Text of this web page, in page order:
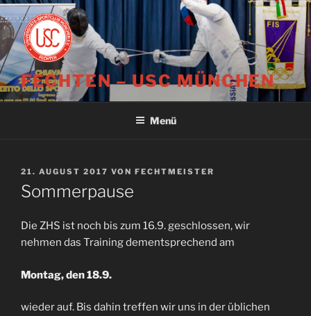
Zum
Inhalt
springen
FECHTEN – USC MÜNCHEN
Menü
VERÖFFENTLICHT
AM
21. AUGUST 2017 VON FECHTMEISTER
Sommerpause
Die ZHS ist noch bis zum 16.9. geschlossen, wir
nehmen das Training dementsprechend am
Montag, den 18.9.
wieder auf. Bis dahin treffen wir uns in der üblichen